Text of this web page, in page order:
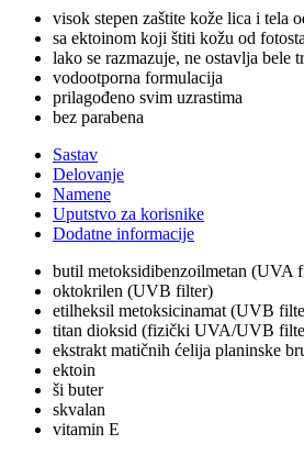
visok stepen zaštite kože lica i
sa ektoinom koji štiti kožu od
lako se razmazuje, ne ostavlja bele
vodootporna formulacija
prilagođeno svim uzrastima
bez parabena
Sastav
Delovanje
Namene
Uputstvo za korisnike
Dodatne informacije
butil metoksidibenzoilmetan (UVA
oktokrilen (UVB filter)
etilheksil metoksicinamat (UVB
titan dioksid (fizički UVA/UVB
ekstrakt matičnih ćelija planinske
ektoin
ši buter
skvalan
vitamin E